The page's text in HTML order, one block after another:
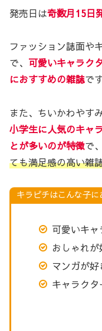
発売日は奇数月15日
ファッション誌面や
で、 可愛いキャラク
におすすめの雑誌で
また、ちいかわやす
小学生に人気のキャ
とが多いのが特徴で
ても満足感の高い雑
キラピチはこんな子に
可愛いキ
おしゃれ
マンガが
キャラク